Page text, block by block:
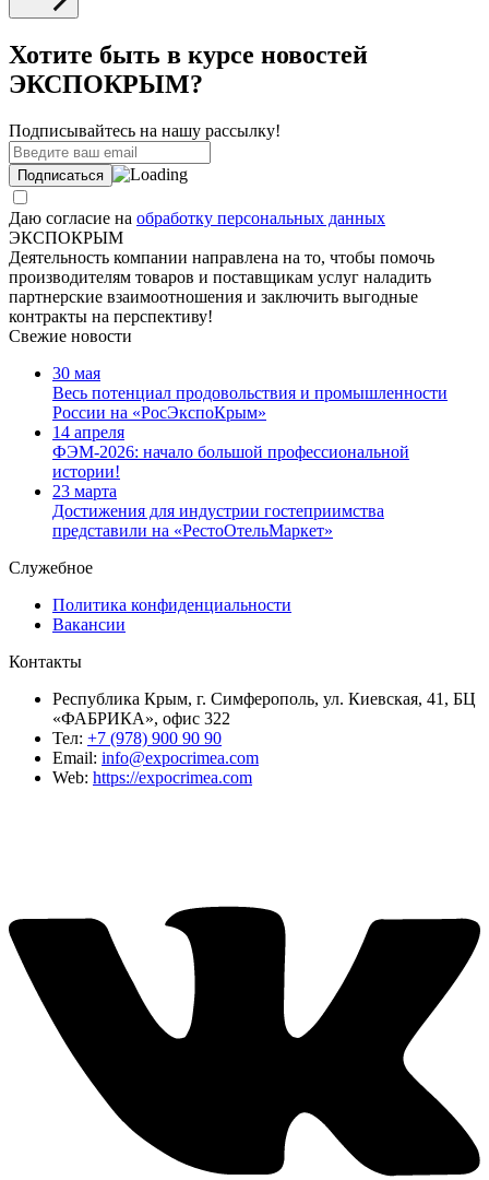
Хотите быть в курсе новостей
ЭКСПОКРЫМ?
Подписывайтесь на нашу рассылку!
Даю согласие на обработку персональных данных
ЭКСПОКРЫМ
Деятельность компании направлена на то, чтобы помочь
производителям товаров и поставщикам услуг наладить
партнерские взаимоотношения и заключить выгодные
контракты на перспективу!
Свежие новости
30 мая
Весь потенциал продовольствия и промышленности
России на «РосЭкспоКрым»
14 апреля
ФЭМ-2026: начало большой профессиональной
истории!
23 марта
Достижения для индустрии гостеприимства
представили на «РестоОтельМаркет»
Служебное
Политика конфиденциальности
Вакансии
Контакты
Республика Крым, г. Симферополь, ул. Киевская, 41, БЦ
«ФАБРИКА», офис 322
Тел: +7 (978) 900 90 90
Email: info@expocrimea.com
Web: https://expocrimea.com